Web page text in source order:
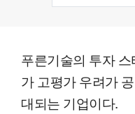
푸른기술의 투자
가 고평가 우려가
대되는 기업이다.